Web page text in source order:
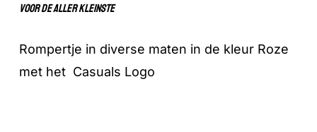
Voor de aller kleinste
Rompertje in diverse maten in de kleur Roze
met het Casuals Logo